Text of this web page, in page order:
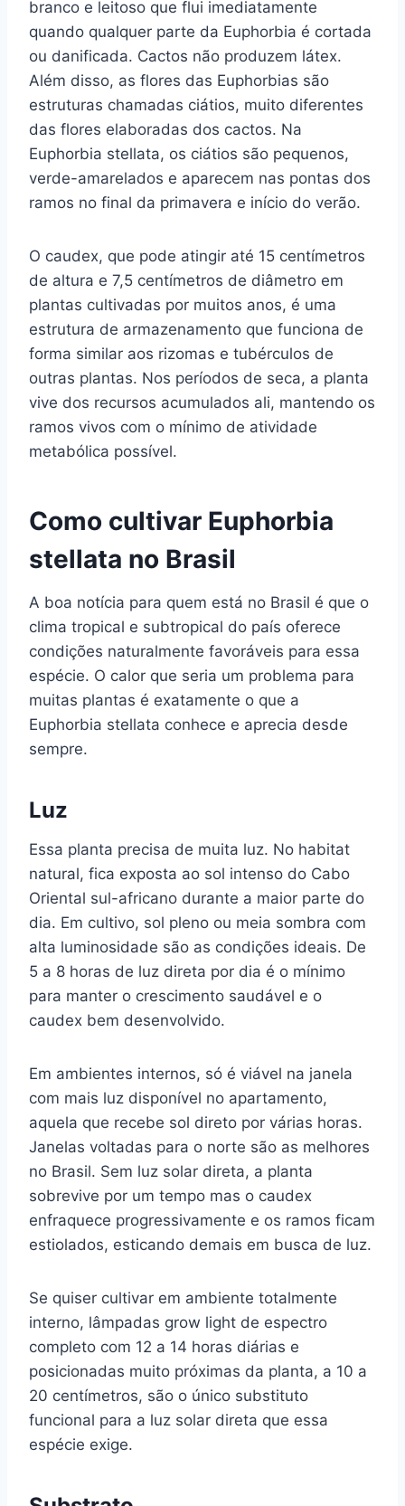
branco e leitoso que flui imediatamente
quando qualquer parte da Euphorbia é cortada
ou danificada. Cactos não produzem látex.
Além disso, as flores das Euphorbias são
estruturas chamadas ciátios, muito diferentes
das flores elaboradas dos cactos. Na
Euphorbia stellata, os ciátios são pequenos,
verde-amarelados e aparecem nas pontas dos
ramos no final da primavera e início do verão.
O caudex, que pode atingir até 15 centímetros
de altura e 7,5 centímetros de diâmetro em
plantas cultivadas por muitos anos, é uma
estrutura de armazenamento que funciona de
forma similar aos rizomas e tubérculos de
outras plantas. Nos períodos de seca, a planta
vive dos recursos acumulados ali, mantendo os
ramos vivos com o mínimo de atividade
metabólica possível.
Como cultivar Euphorbia
stellata no Brasil
A boa notícia para quem está no Brasil é que o
clima tropical e subtropical do país oferece
condições naturalmente favoráveis para essa
espécie. O calor que seria um problema para
muitas plantas é exatamente o que a
Euphorbia stellata conhece e aprecia desde
sempre.
Luz
Essa planta precisa de muita luz. No habitat
natural, fica exposta ao sol intenso do Cabo
Oriental sul-africano durante a maior parte do
dia. Em cultivo, sol pleno ou meia sombra com
alta luminosidade são as condições ideais. De
5 a 8 horas de luz direta por dia é o mínimo
para manter o crescimento saudável e o
caudex bem desenvolvido.
Em ambientes internos, só é viável na janela
com mais luz disponível no apartamento,
aquela que recebe sol direto por várias horas.
Janelas voltadas para o norte são as melhores
no Brasil. Sem luz solar direta, a planta
sobrevive por um tempo mas o caudex
enfraquece progressivamente e os ramos ficam
estiolados, esticando demais em busca de luz.
Se quiser cultivar em ambiente totalmente
interno, lâmpadas grow light de espectro
completo com 12 a 14 horas diárias e
posicionadas muito próximas da planta, a 10 a
20 centímetros, são o único substituto
funcional para a luz solar direta que essa
espécie exige.